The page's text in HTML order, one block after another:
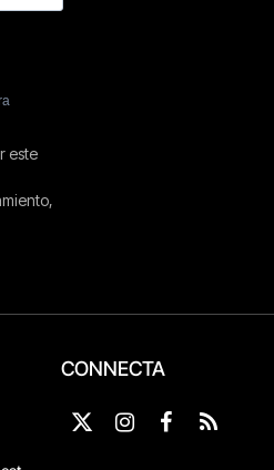
CONNECTA
X
Instagram
Facebook
RSS